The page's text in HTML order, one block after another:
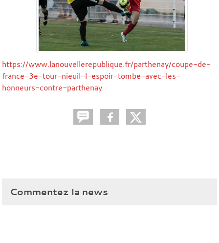
https://www.lanouvellerepublique.fr/parthenay/coupe-de-
france-3e-tour-nieuil-l-espoir-tombe-avec-les-
honneurs-contre-parthenay
Commentez la news